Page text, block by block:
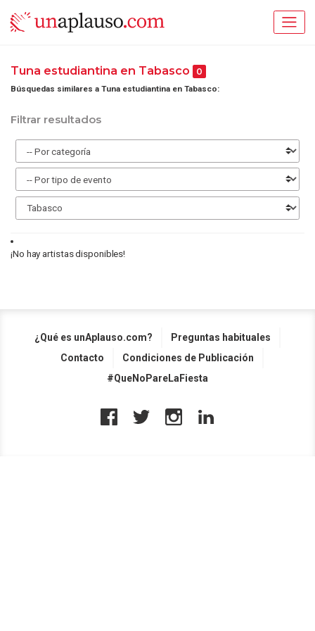
Tuna estudiantina en Tabasco 0
Búsquedas similares a Tuna estudiantina en Tabasco:
Filtrar resultados
¡No hay artistas disponibles!
¿Qué es unAplauso.com?
Preguntas habituales
Contacto
Condiciones de Publicación
#QueNoPareLaFiesta